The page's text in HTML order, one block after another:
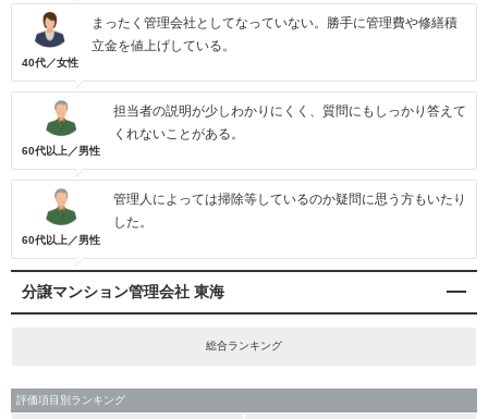
40代／女性
まったく管理会社としてなっていない。勝手に管理費や修繕積
立金を値上げしている。
60代以上／男性
担当者の説明が少しわかりにくく、質問にもしっかり答えて
くれないことがある。
60代以上／男性
管理人によっては掃除等しているのか疑問に思う方もいたり
した。
分譲マンション管理会社 東海
総合ランキング
評価項目別ランキング